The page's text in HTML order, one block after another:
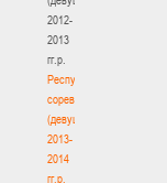
2012-
2013
гг.р.
Республиканские
соревнования
(девушки)
2013-
2014
гг.р.